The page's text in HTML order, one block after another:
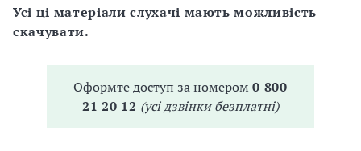
Усі ці матеріали слухачі мають можливість
скачувати.
Оформте доступ за номером0 800
21 20 12 (усі дзвінки безплатні)